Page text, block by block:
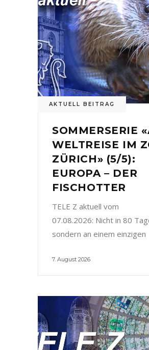
AKTUELL BEITRAG
SOMMERSERIE
WELTREISE IM
ZÜRICH» (5/5):
EUROPA – DER
FISCHOTTER
TELE Z aktuell vom
07.08.2026: Nicht in 80
sondern an einem einzigen
7. August 2026